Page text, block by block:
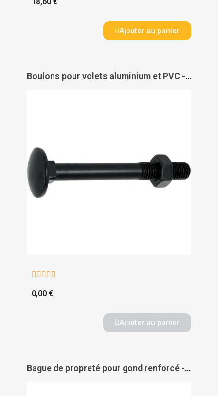
Ajouter au panier
Boulons pour volets aluminium et PVC - TORBEL
    
0,00 €
Ajouter au panier
Bague de propreté pour gond renforcé - TORBEL